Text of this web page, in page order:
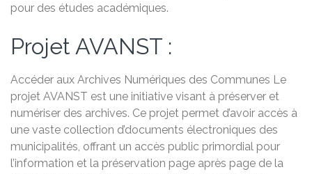
pour des études académiques.
Projet AVANST :
Accéder aux Archives Numériques des Communes Le
projet AVANST est une initiative visant à préserver et
numériser des archives. Ce projet permet d’avoir accès à
une vaste collection d’documents électroniques des
municipalités, offrant un accès public primordial pour
l’information et la préservation page après page de la